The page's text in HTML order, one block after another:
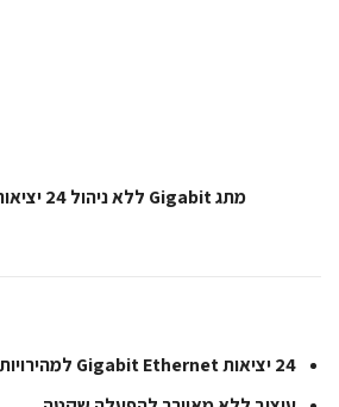
מתג Gigabit ללא ניהול 24 יציאות
24 יציאות Gigabit Ethernet למהירויות רשת מהירות